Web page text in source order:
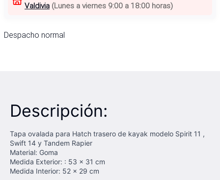
Valdivia (Lunes a viernes 9:00 a 18:00 horas)
Despacho normal
Descripción:
Tapa ovalada para Hatch trasero de kayak modelo Spirit 11 ,
Swift 14 y Tandem Rapier
Material: Goma
Medida Exterior: : 53 x 31 cm
Medida Interior: 52 x 29 cm